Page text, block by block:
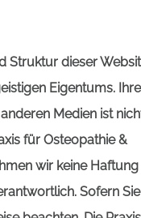
Struktur dieser
Eigentums. Ihre
Medien ist
für Osteopathie &
wir keine
Sofern Sie